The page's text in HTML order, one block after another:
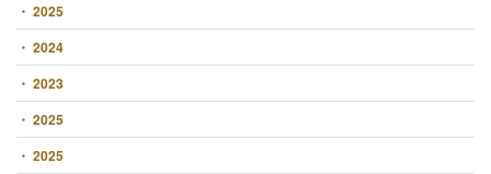
・ 2025
・ 2024
・ 2023
・ 2025
・ 2025